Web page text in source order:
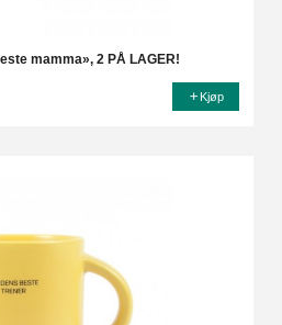
mamma», 2 PÅ LAGER!
Kjøp